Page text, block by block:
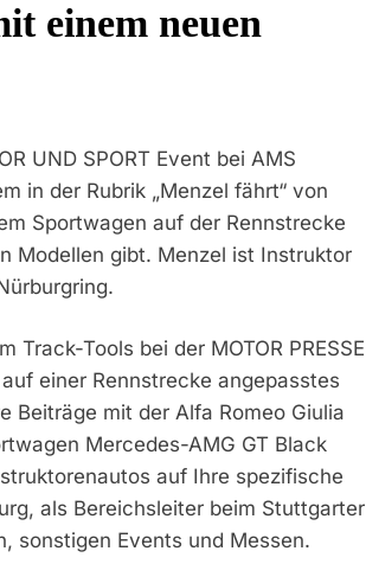
einem neuen
UND SPORT Event bei AMS
in der Rubrik „Menzel fährt“ von
Sportwagen auf der Rennstrecke
Modellen gibt. Menzel ist Instruktor
Tools bei der MOTOR PRESSE
einer Rennstrecke angepasstes
Beiträge mit der Alfa Romeo Giulia
Mercedes-AMG GT Black
auf Ihre spezifische
als Bereichsleiter beim Stuttgarter
sonstigen Events und Messen.